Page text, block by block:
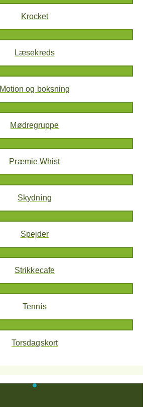
Krocket
Læsekreds
Motion og boksning
Mødregruppe
Præmie Whist
Skydning
Spejder
Strikkecafe
Tennis
Torsdagskort